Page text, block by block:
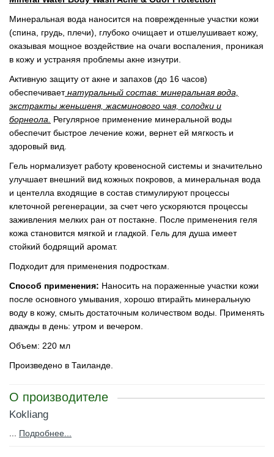
Минеральная вода наносится на поврежденные участки кожи
(спина, грудь, плечи), глубоко очищает и отшелушивает кожу,
оказывая мощное воздействие на очаги воспаления, проникая
в кожу и устраняя проблемы акне изнутри.
Активную защиту от акне и запахов (до 16 часов)
обеспечиваетнатуральный состав: минеральная вода,
экстракты женьшеня, жасминового чая, солодки и
борнеола.
Регулярное применение минеральной воды
обеспечит быстрое лечение кожи, вернет ей мягкость и
здоровый вид.
Гель нормализует работу кровеносной системы и значительно
улучшает внешний вид кожных покровов, а минеральная вода
и центелла входящие в состав стимулируют процессы
клеточной регенерации, за счет чего ускоряются процессы
заживления мелких ран от постакне. После применения геля
кожа становится мягкой и гладкой. Гель для душа имеет
стойкий бодрящий аромат.
Подходит для применения подросткам.
Способ применения: Наносить на пораженные участки кожи
после основного умывания, хорошо втирайть минеральную
воду в кожу, смыть достаточным количеством воды. Применять
дважды в день: утром и вечером.
Объем: 220 мл
Произведено в Таиланде.
О производителе
Kokliang
Подробнее...